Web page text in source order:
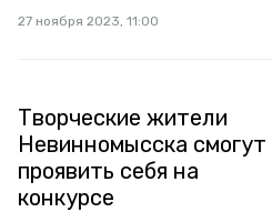
27 ноября 2023, 11:00
Творческие жители
Невинномысска смогут
проявить себя на
конкурсе